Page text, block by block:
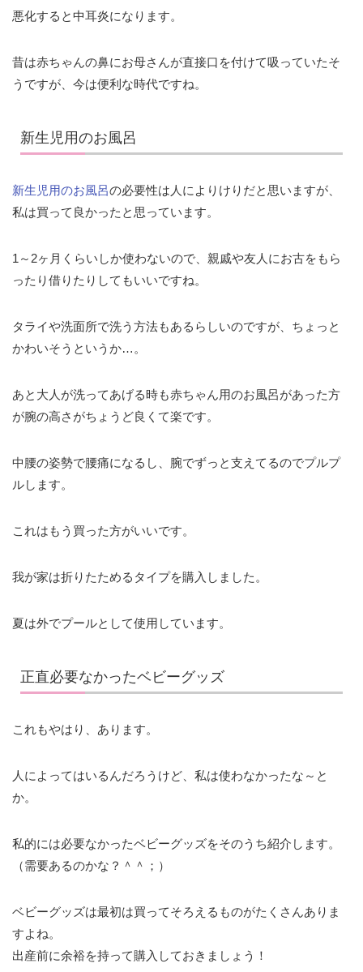
悪化すると中耳炎になります。
昔は赤ちゃんの鼻にお母さんが直接口を付けて吸っていたそ
うですが、今は便利な時代ですね。
新生児用のお風呂
新生児用のお風呂の必要性は人によりけりだと思いますが、
私は買って良かったと思っています。
1～2ヶ月くらいしか使わないので、親戚や友人にお古をもら
ったり借りたりしてもいいですね。
タライや洗面所で洗う方法もあるらしいのですが、ちょっと
かわいそうというか…。
あと大人が洗ってあげる時も赤ちゃん用のお風呂があった方
が腕の高さがちょうど良くて楽です。
中腰の姿勢で腰痛になるし、腕でずっと支えてるのでプルプ
ルします。
これはもう買った方がいいです。
我が家は折りたためるタイプを購入しました。
夏は外でプールとして使用しています。
正直必要なかったベビーグッズ
これもやはり、あります。
人によってはいるんだろうけど、私は使わなかったな～と
か。
私的には必要なかったベビーグッズをそのうち紹介します。
（需要あるのかな？＾＾；）
ベビーグッズは最初は買ってそろえるものがたくさんありま
すよね。
出産前に余裕を持って購入しておきましょう！